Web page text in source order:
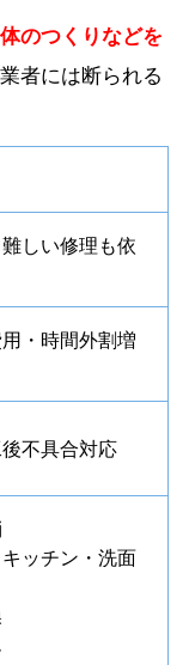
のつくりなどを
者には断られる
しい修理も依
・時間外割増
不具合対応
ッチン・洗面